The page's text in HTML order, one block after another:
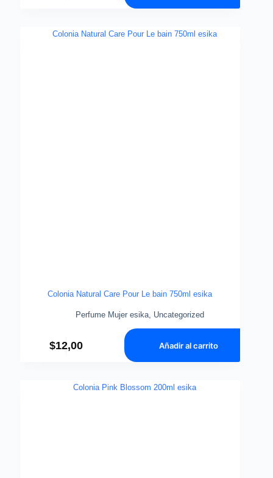
Colonia Natural Care Pour Le bain 750ml esika
Perfume Mujer esika, Uncategorized
$12,00 Añadir al carrito